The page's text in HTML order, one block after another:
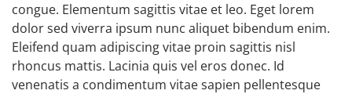
congue. Elementum sagittis vitae et leo. Eget lorem
dolor sed viverra ipsum nunc aliquet bibendum enim.
Eleifend quam adipiscing vitae proin sagittis nisl
rhoncus mattis. Lacinia quis vel eros donec. Id
venenatis a condimentum vitae sapien pellentesque